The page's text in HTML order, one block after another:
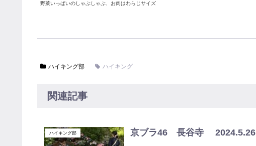
野菜いっぱいのしゃぶしゃぶ、お肉はわらじサイズ
ハイキング部 ハイキング
関連記事
ハイキング部 京ブラ46 長谷寺 2024.5.26